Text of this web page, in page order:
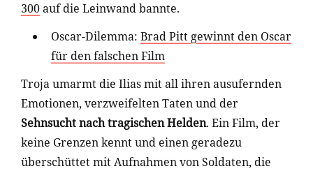
300auf die Leinwand bannte.
Oscar-Dilemma: Brad Pitt gewinnt den Oscar
für den falschen Film
Troja umarmt die Ilias mit all ihren ausufernden
Emotionen, verzweifelten Taten und der
Sehnsucht nach tragischen Helden. Ein Film, der
keine Grenzen kennt und einen geradezu
überschüttet mit Aufnahmen von Soldaten, die